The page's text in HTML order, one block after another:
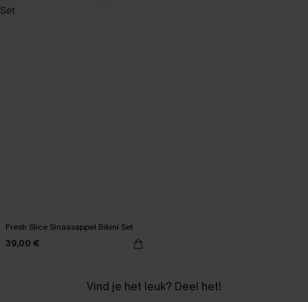
Fresh Slice Sinaasappel Bikini Set
39,00 €
Vind je het leuk? Deel het!